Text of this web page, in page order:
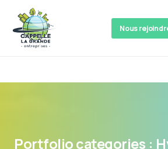
Nous
Portfoliocategories :